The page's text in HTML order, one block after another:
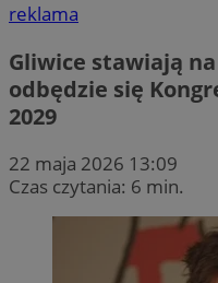
reklama
Gliwice stawiają
odbędzie się
2029
22 maja 2026 13:09
Czas czytania: 6 min.